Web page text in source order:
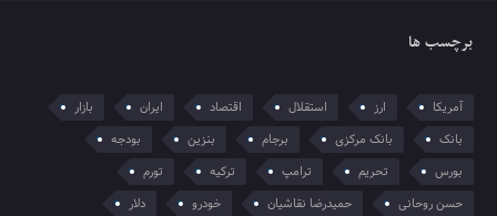
برچسب ها
آمریکا ارز استقلال اقتصاد ایران
بازار
بانک
بانک مرکزی برجام بنزین
بودجه
بورس
تحریم ترامپ ترکیه
تورم
حسن روحانی
حمیدرضا نقاشیان خودرو
دلار